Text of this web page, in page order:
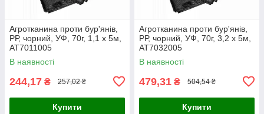
Агротканина проти бур'янів,
РР, чорний, УФ, 70г, 1,1 х 5м,
AT7011005
В наявності
244,17 ₴ 257,02 ₴
Купити
Агротканина проти бур'янів,
РР, чорний, УФ, 70г, 3,2 х 5м,
AT7032005
В наявності
479,31 ₴ 504,54 ₴
Купити